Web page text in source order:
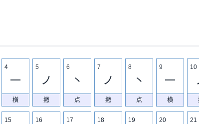
4
一
横
5
ノ
撇
6
丶
点
7
ノ
撇
8
丶
点
9
一
横
10
15 16 17 18 19 20 21